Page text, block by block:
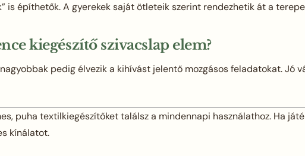
is építhetők. A gyerekek saját ötleteik szerint rendezhetik át a
kiegészítő szivacslap elem?
pedig élvezik a kihívást jelentő mozgásos feladatokat. Jó
puha textilkiegészítőket találsz a mindennapi használathoz. Ha
kínálatot.